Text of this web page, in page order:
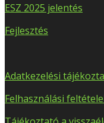
ESZ 2025 jelentés
Fejlesztés
Adatkezelési
Felhasználási